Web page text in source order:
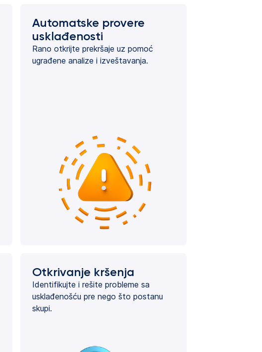
Automatske provere
usklađenosti
Rano otkrijte prekršaje uz pomoć
ugrađene analize i izveštavanja.
Otkrivanje kršenja
Identifikujte i rešite probleme sa
usklađenošću pre nego što postanu
skupi.